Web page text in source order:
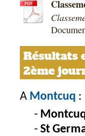
Résultats
2ème
A Montcuq :
St